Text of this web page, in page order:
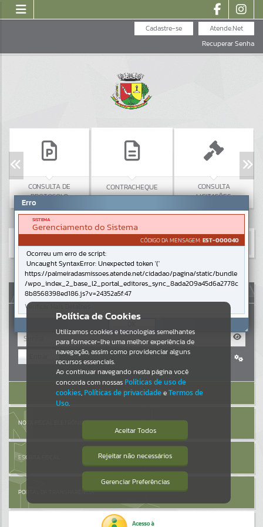
Atende.Net
Cadastre-se
Recuperar Senha
CONSULTA DE
PROTOCOLO
CONTRACHEQUE
CONSULTA
LICITAÇÕES
Resultados para""
Portais
Por favor, aguarde...
NOTÍCIAS
Por favor, aguarde...
Por favor, aguarde...
Por favor, aguarde...
AUTOATENDIMENTO
Cadastre-se|Recuperar Senha
ACESSAR SEM LOGIN
NOTA FISCAL ELETRÔNICA
ESCRITA FISCAL
PORTAL DA TRANSPARÊNCIA
Política de Cookies
Utilizamos cookies e tecnologias semelhantes
para fornecer-lhe uma melhor experiência de
navegação, assim como providenciar alguns
recursos essenciais.
Ao continuar navegando nesta página você
concorda com nossas Políticas de uso de
cookies, Políticas de privacidadeeTermos de
Uso.
Aceitar Todos
Rejeitar não necessários
Gerenciar Preferências
Isto significa que diversos recursos
providenciados poderão não estar
Erro
SISTEMA
Gerenciamento do Sistema
CÓDIGO DA MENSAGEM:EST-000040
Ocorreu um erro de script:
Uncaught SyntaxError: Unexpected token '('
https://palmeiradasmissoes.atende.net/cidadao/pagina/static/bundle
/wpo_index_2_base_l2_portal_editores_sync_8ada209a45d6a2778c
8b8568398ed186.js?v=24352a5f:47
Verificar Mais Detalhes